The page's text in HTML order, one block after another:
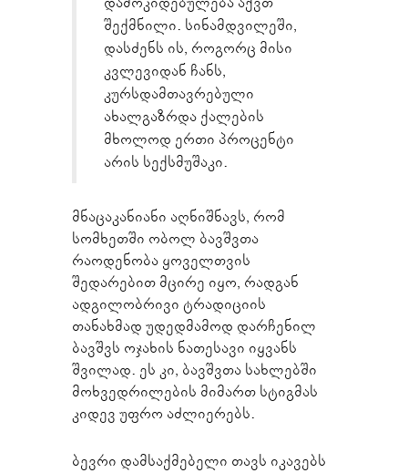
შექმნილი. სინამდვილეში,
დასძენს ის, როგორც მისი
კვლევიდან ჩანს,
კურსდამთავრებული
ახალგაზრდა ქალების
მხოლოდ ერთი პროცენტი
არის სექსმუშაკი.
მნაცაკანიანი აღნიშნავს, რომ
სომხეთში ობოლ ბავშვთა
რაოდენობა ყოველთვის
შედარებით მცირე იყო, რადგან
ადგილობრივი ტრადიციის
თანახმად უდედმამოდ დარჩენილ
ბავშვს ოჯახის ნათესავი იყვანს
შვილად. ეს კი, ბავშვთა სახლებში
მოხვედრილების მიმართ სტიგმას
კიდევ უფრო აძლიერებს.
ბევრი დამსაქმებელი თავს იკავებს